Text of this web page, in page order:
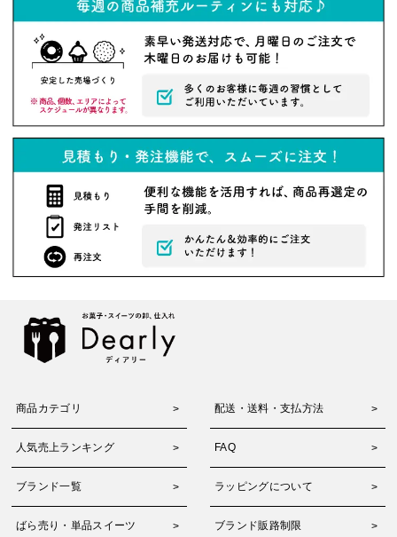
商品カテゴリ 配送・送料・支払方法
人気売上ランキング FAQ
ブランド一覧 ラッピングについて
ばら売り・単品スイーツ ブランド販路制限